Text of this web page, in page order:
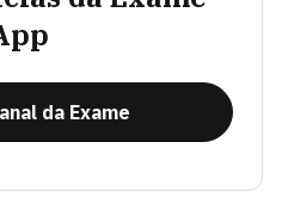
da Exame